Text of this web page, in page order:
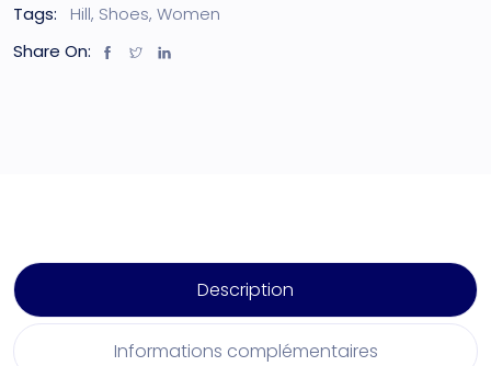
Tags:
Hill, Shoes, Women
Share On:
Description
Informations complémentaires